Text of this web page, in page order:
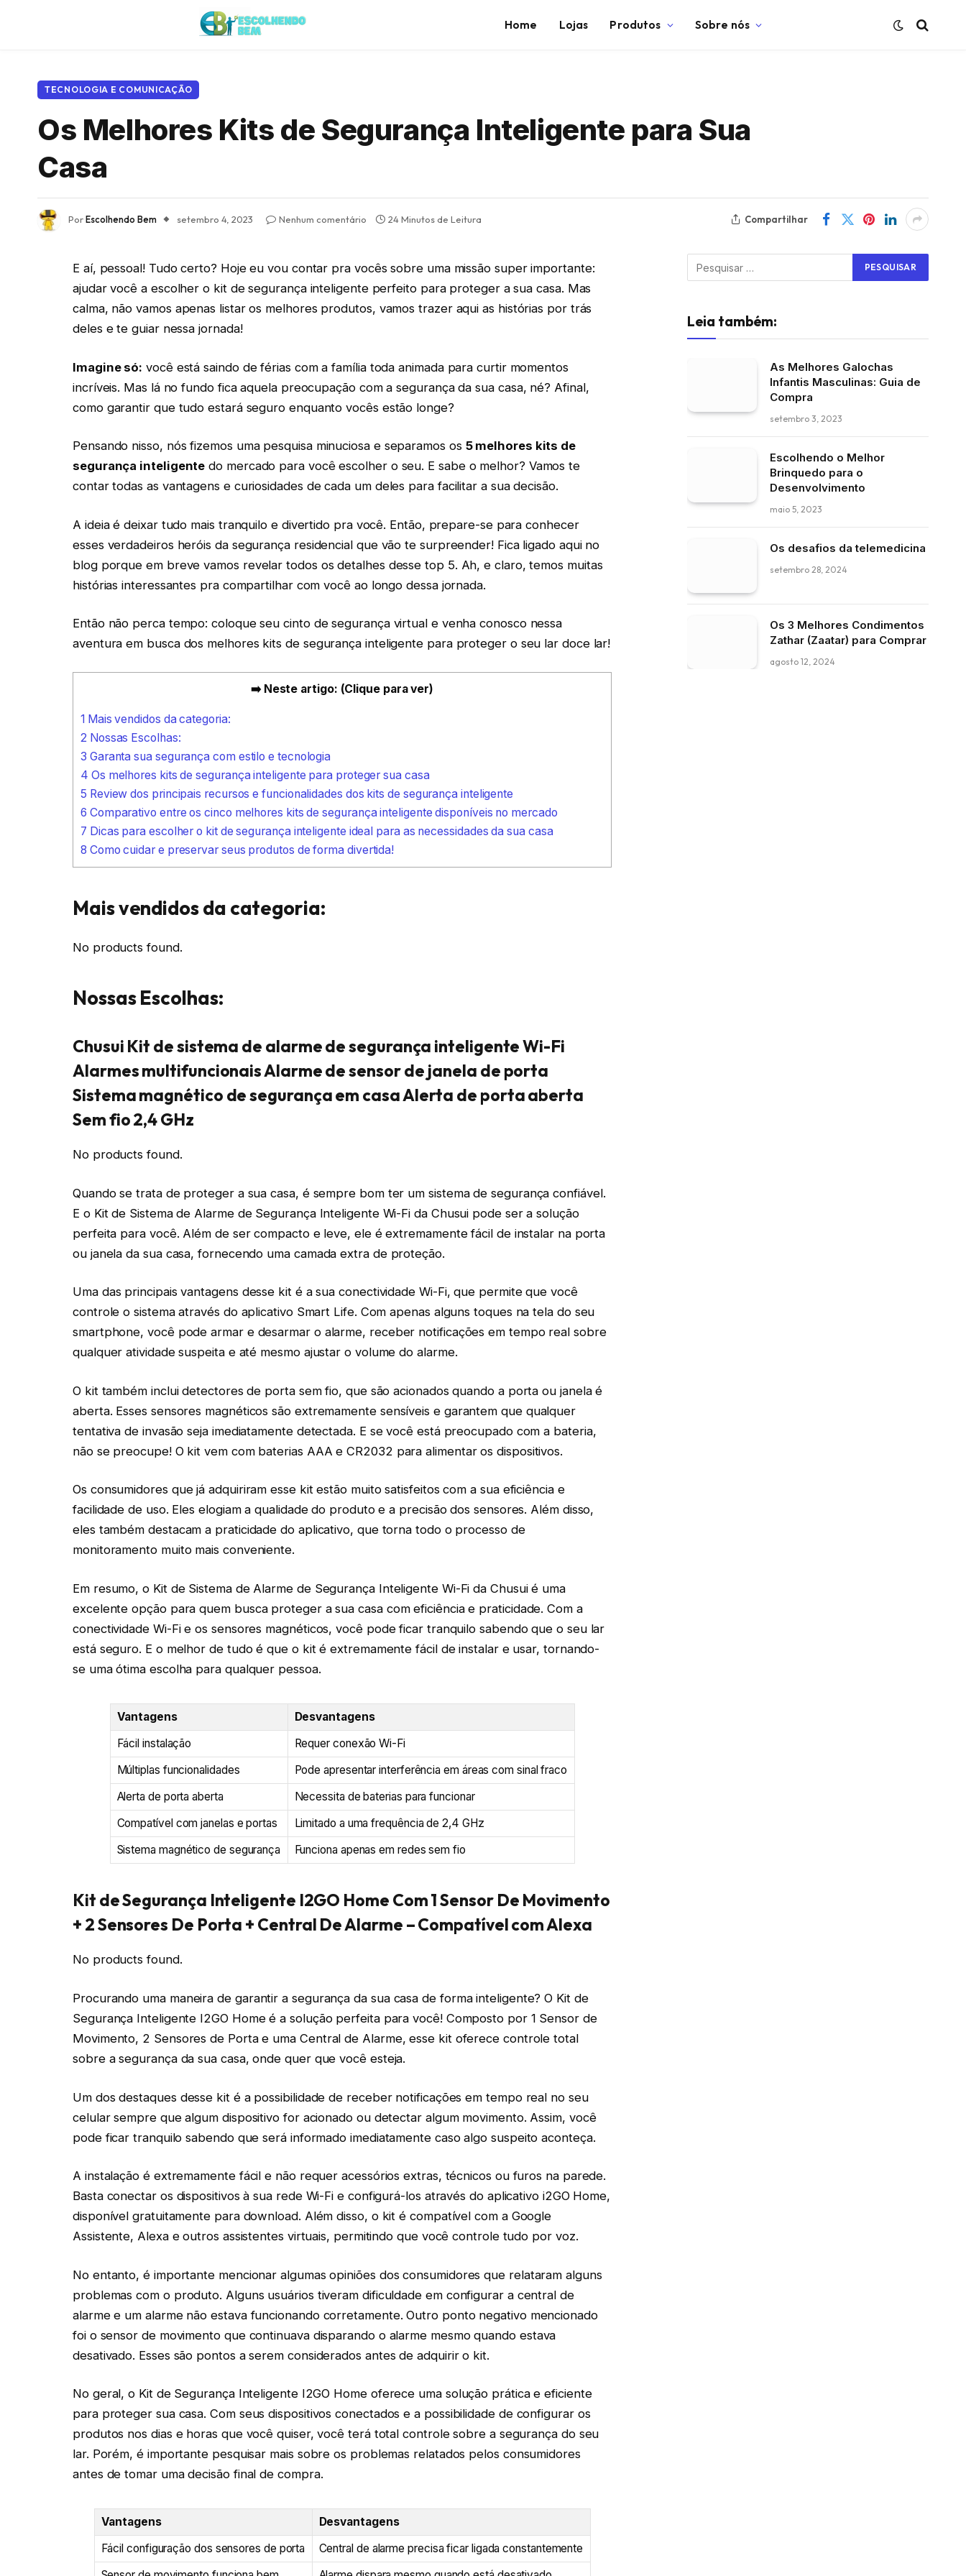
Home Lojas Produtos Sobre nós
TECNOLOGIA E COMUNICAÇÃO
Os Melhores Kits de Segurança Inteligente para Sua
Casa
PorEscolhendo Bem setembro 4, 2023 Nenhum comentário 24 Minutos de Leitura Compartilhar
E aí, pessoal! Tudo certo? Hoje eu vou contar pra vocês sobre uma missão super importante:
ajudar você a escolher o kit de segurança inteligente perfeito para proteger a sua casa. Mas
calma, não vamos apenas listar os melhores produtos, vamos trazer aqui as histórias por trás
deles e te guiar nessa jornada!
Imagine só: você está saindo de férias com a família toda animada para curtir momentos
incríveis. Mas lá no fundo fica aquela preocupação com a segurança da sua casa, né? Afinal,
como garantir que tudo estará seguro enquanto vocês estão longe?
Pensando nisso, nós fizemos uma pesquisa minuciosa e separamos os 5 melhores kits de
segurança inteligente do mercado para você escolher o seu. E sabe o melhor? Vamos te
contar todas as vantagens e curiosidades de cada um deles para facilitar a sua decisão.
A ideia é deixar tudo mais tranquilo e divertido pra você. Então, prepare-se para conhecer
esses verdadeiros heróis da segurança residencial que vão te surpreender! Fica ligado aqui no
blog porque em breve vamos revelar todos os detalhes desse top 5. Ah, e claro, temos muitas
histórias interessantes pra compartilhar com você ao longo dessa jornada.
Então não perca tempo: coloque seu cinto de segurança virtual e venha conosco nessa
aventura em busca dos melhores kits de segurança inteligente para proteger o seu lar doce lar!
➡️ Neste artigo: (Clique para ver)
1 Mais vendidos da categoria:
2 Nossas Escolhas:
3 Garanta sua segurança com estilo e tecnologia
4 Os melhores kits de segurança inteligente para proteger sua casa
5 Review dos principais recursos e funcionalidades dos kits de segurança inteligente
6 Comparativo entre os cinco melhores kits de segurança inteligente disponíveis no mercado
7 Dicas para escolher o kit de segurança inteligente ideal para as necessidades da sua casa
8 Como cuidar e preservar seus produtos de forma divertida!
Mais vendidos da categoria:
No products found.
Nossas Escolhas:
Chusui Kit de sistema de alarme de segurança inteligente Wi-Fi
Alarmes multifuncionais Alarme de sensor de janela de porta
Sistema magnético de segurança em casa Alerta de porta aberta
Sem fio 2,4 GHz
No products found.
Quando se trata de proteger a sua casa, é sempre bom ter um sistema de segurança confiável.
E o Kit de Sistema de Alarme de Segurança Inteligente Wi-Fi da Chusui pode ser a solução
perfeita para você. Além de ser compacto e leve, ele é extremamente fácil de instalar na porta
ou janela da sua casa, fornecendo uma camada extra de proteção.
Uma das principais vantagens desse kit é a sua conectividade Wi-Fi, que permite que você
controle o sistema através do aplicativo Smart Life. Com apenas alguns toques na tela do seu
smartphone, você pode armar e desarmar o alarme, receber notificações em tempo real sobre
qualquer atividade suspeita e até mesmo ajustar o volume do alarme.
O kit também inclui detectores de porta sem fio, que são acionados quando a porta ou janela é
aberta. Esses sensores magnéticos são extremamente sensíveis e garantem que qualquer
tentativa de invasão seja imediatamente detectada. E se você está preocupado com a bateria,
não se preocupe! O kit vem com baterias AAA e CR2032 para alimentar os dispositivos.
Os consumidores que já adquiriram esse kit estão muito satisfeitos com a sua eficiência e
facilidade de uso. Eles elogiam a qualidade do produto e a precisão dos sensores. Além disso,
eles também destacam a praticidade do aplicativo, que torna todo o processo de
monitoramento muito mais conveniente.
Em resumo, o Kit de Sistema de Alarme de Segurança Inteligente Wi-Fi da Chusui é uma
excelente opção para quem busca proteger a sua casa com eficiência e praticidade. Com a
conectividade Wi-Fi e os sensores magnéticos, você pode ficar tranquilo sabendo que o seu lar
está seguro. E o melhor de tudo é que o kit é extremamente fácil de instalar e usar, tornando-
se uma ótima escolha para qualquer pessoa.
Vantagens
Desvantagens
Fácil instalação
Requer conexão Wi-Fi
Múltiplas funcionalidades
Pode apresentar interferência em áreas com sinal fraco
Alerta de porta aberta
Necessita de baterias para funcionar
Compatível com janelas e portas
Limitado a uma frequência de 2,4 GHz
Sistema magnético de segurança
Funciona apenas em redes sem fio
Kit de Segurança Inteligente I2GO Home Com 1 Sensor De Movimento
+ 2 Sensores De Porta + Central De Alarme – Compatível com Alexa
No products found.
Procurando uma maneira de garantir a segurança da sua casa de forma inteligente? O Kit de
Segurança Inteligente I2GO Home é a solução perfeita para você! Composto por 1 Sensor de
Movimento, 2 Sensores de Porta e uma Central de Alarme, esse kit oferece controle total
sobre a segurança da sua casa, onde quer que você esteja.
Um dos destaques desse kit é a possibilidade de receber notificações em tempo real no seu
celular sempre que algum dispositivo for acionado ou detectar algum movimento. Assim, você
pode ficar tranquilo sabendo que será informado imediatamente caso algo suspeito aconteça.
A instalação é extremamente fácil e não requer acessórios extras, técnicos ou furos na parede.
Basta conectar os dispositivos à sua rede Wi-Fi e configurá-los através do aplicativo i2GO Home,
disponível gratuitamente para download. Além disso, o kit é compatível com a Google
Assistente, Alexa e outros assistentes virtuais, permitindo que você controle tudo por voz.
No entanto, é importante mencionar algumas opiniões dos consumidores que relataram alguns
problemas com o produto. Alguns usuários tiveram dificuldade em configurar a central de
alarme e um alarme não estava funcionando corretamente. Outro ponto negativo mencionado
foi o sensor de movimento que continuava disparando o alarme mesmo quando estava
desativado. Esses são pontos a serem considerados antes de adquirir o kit.
No geral, o Kit de Segurança Inteligente I2GO Home oferece uma solução prática e eficiente
para proteger sua casa. Com seus dispositivos conectados e a possibilidade de configurar os
produtos nos dias e horas que você quiser, você terá total controle sobre a segurança do seu
lar. Porém, é importante pesquisar mais sobre os problemas relatados pelos consumidores
antes de tomar uma decisão final de compra.
Vantagens
Desvantagens
Fácil configuração dos sensores de porta
Central de alarme precisa ficar ligada constantemente
Leia também:
As Melhores Galochas
Infantis Masculinas: Guia de
Compra
setembro 3, 2023
Escolhendo o Melhor
Brinquedo para o
Desenvolvimento
maio 5, 2023
Os desafios da telemedicina
setembro 28, 2024
Os 3 Melhores Condimentos
Zathar (Zaatar) para Comprar
agosto 12, 2024